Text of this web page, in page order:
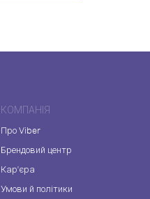
КОМПАНІЯ
Про Viber
Брендовий центр
Кар'єра
Умови й політики